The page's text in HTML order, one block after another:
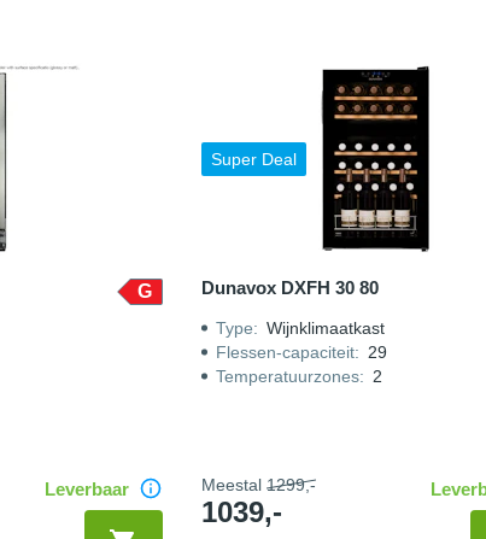
G
Leverbaar
Super Deal
Dunavox DXFH 30 80
Type: Wijnklimaatkast
Flessen-capaciteit: 29
Temperatuurzones: 2
Meestal 1299,-
1039,-